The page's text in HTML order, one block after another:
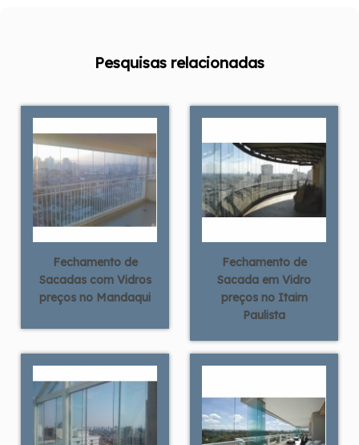
Pesquisas relacionadas
Fechamento de
Sacadas com Vidros
preços no Mandaqui
Fechamento de
Sacada em Vidro
preços no Itaim
Paulista